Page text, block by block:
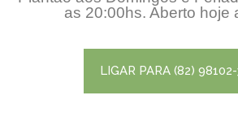
as 20:00hs. Aberto hoje
LIGAR PARA (82)